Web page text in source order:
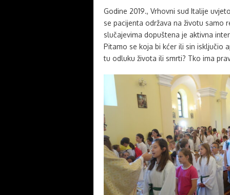
Godine 2019., Vrhovni sud Italije
se pacijenta održava na životu samo
slučajevima dopuštena je aktivna
Pitamo se koja bi kćer ili sin isključio
tu odluku života ili smrti? Tko ima